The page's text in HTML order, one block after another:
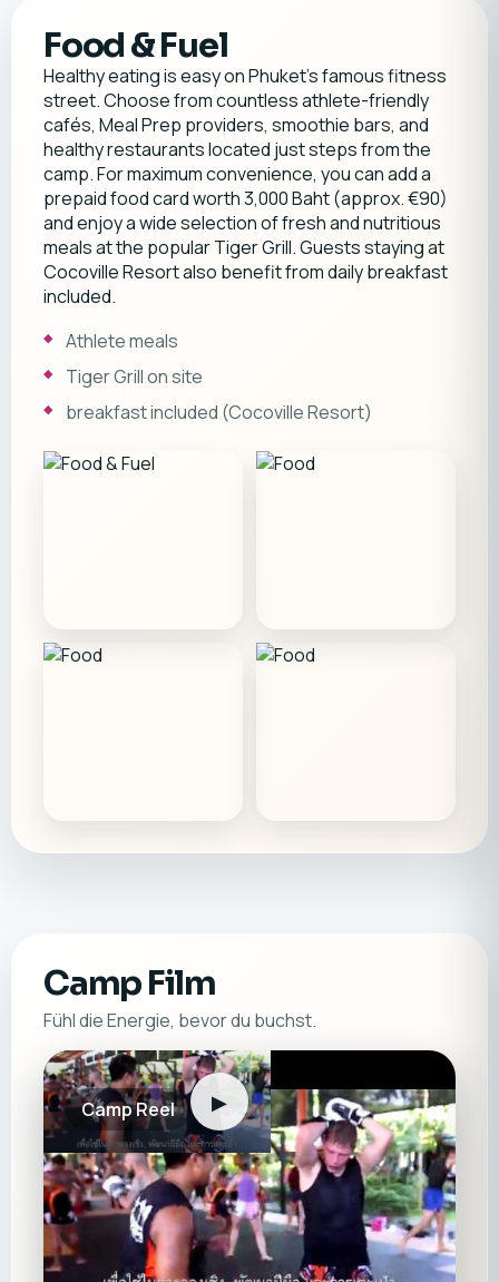
Food & Fuel
Healthy eating is easy on Phuket's famous fitness
street. Choose from countless athlete-friendly
cafés, Meal Prep providers, smoothie bars, and
healthy restaurants located just steps from the
camp. For maximum convenience, you can add a
prepaid food card worth 3,000 Baht (approx. €90)
and enjoy a wide selection of fresh and nutritious
meals at the popular Tiger Grill. Guests staying at
Cocoville Resort also benefit from daily breakfast
included.
Athlete meals
Tiger Grill on site
breakfast included (Cocoville Resort)
Camp Film
Fühl die Energie, bevor du buchst.
Camp Reel ▶